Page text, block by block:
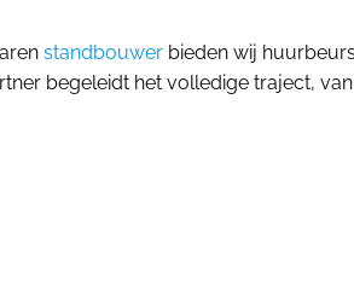
standbouwer bieden wij
begeleidt het volledige traject,